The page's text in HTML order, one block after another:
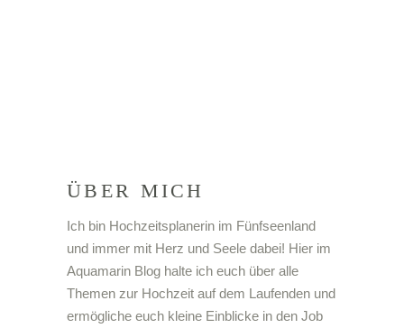
ÜBER MICH
Ich bin Hochzeitsplanerin im Fünfseenland
und immer mit Herz und Seele dabei! Hier im
Aquamarin Blog halte ich euch über alle
Themen zur Hochzeit auf dem Laufenden und
ermögliche euch kleine Einblicke in den Job